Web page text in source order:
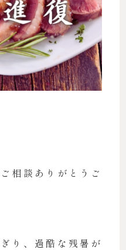
相談ありがとうご
り、過酷な残暑が